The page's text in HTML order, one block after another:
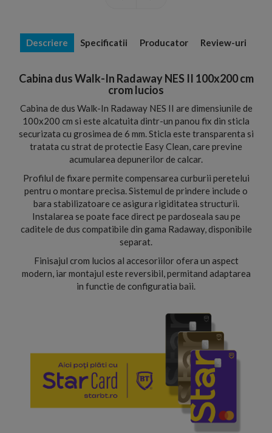
Descriere Specificatii Producator Review-uri
Cabina dus Walk-In Radaway NES II 100x200 cm
crom lucios
Cabina de dus Walk-In Radaway NES II are dimensiunile de
100x200 cm si este alcatuita dintr-un panou fix din sticla
securizata cu grosimea de 6 mm. Sticla este transparenta si
tratata cu strat de protectie Easy Clean, care previne
acumularea depunerilor de calcar.
Profilul de fixare permite compensarea curburii peretelui
pentru o montare precisa. Sistemul de prindere include o
bara stabilizatoare ce asigura rigiditatea structurii.
Instalarea se poate face direct pe pardoseala sau pe
caditele de dus compatibile din gama Radaway, disponibile
separat.
Finisajul crom lucios al accesoriilor ofera un aspect
modern, iar montajul este reversibil, permitand adaptarea
in functie de configuratia baii.